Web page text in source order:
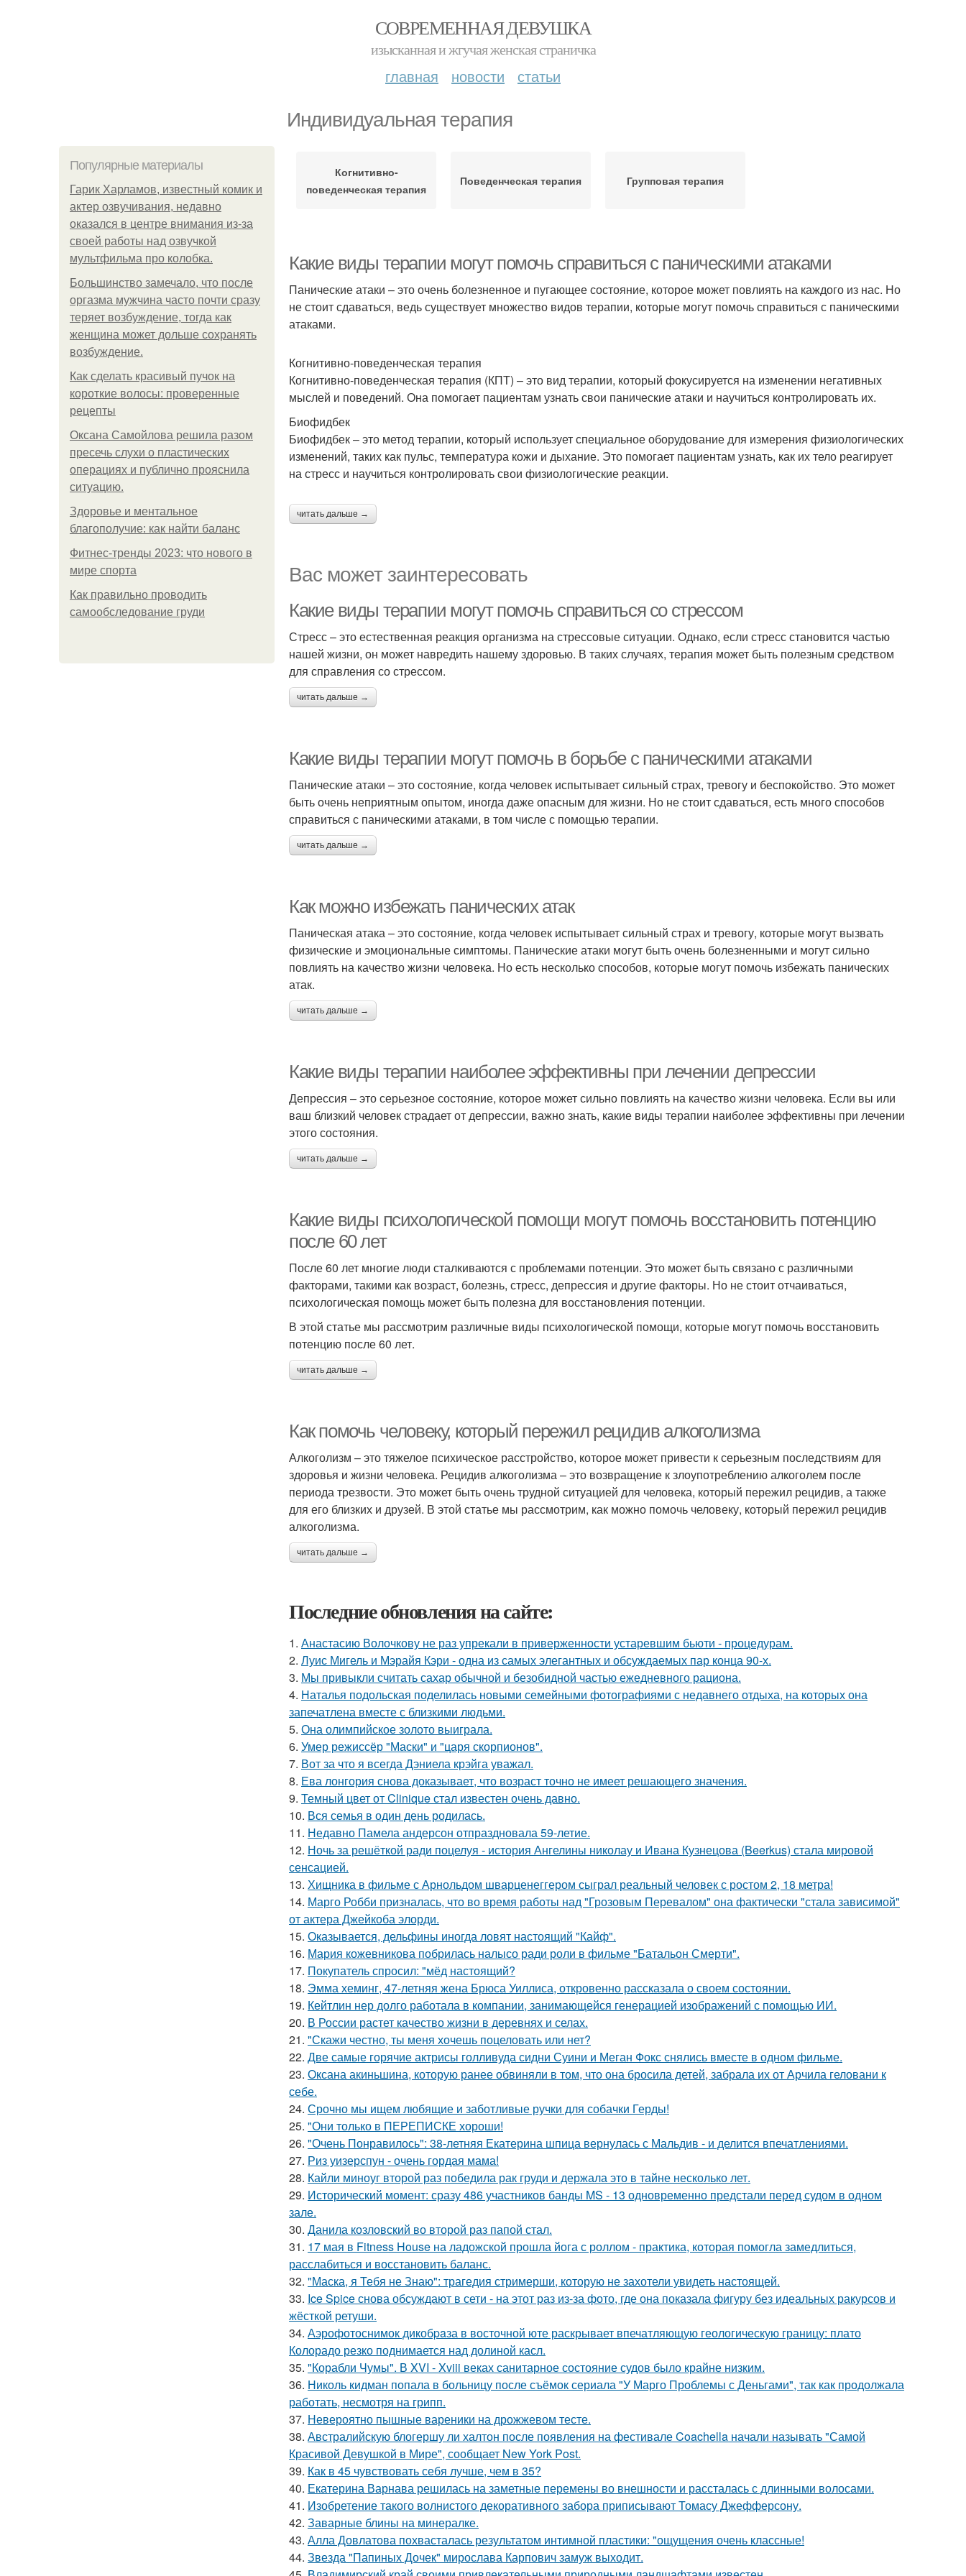
СОВРЕМЕННАЯ ДЕВУШКА
изысканная и жгучая женская страничка
главная новости статьи
Индивидуальная терапия
Популярные материалы
Гарик Харламов, известный комик и
актер озвучивания, недавно
оказался в центре внимания из-за
своей работы над озвучкой
мультфильма про колобка.
Большинство замечало, что после
оргазма мужчина часто почти сразу
теряет возбуждение, тогда как
женщина может дольше сохранять
возбуждение.
Как сделать красивый пучок на
короткие волосы: проверенные
рецепты
Оксана Самойлова решила разом
пресечь слухи о пластических
операциях и публично прояснила
ситуацию.
Здоровье и ментальное
благополучие: как найти баланс
Фитнес-тренды 2023: что нового в
мире спорта
Как правильно проводить
самообследование груди
Когнитивно-
поведенческая терапия
Поведенческая терапия Групповая терапия
Какие виды терапии могут помочь справиться с паническими атаками
Панические атаки – это очень болезненное и пугающее состояние, которое может повлиять на каждого из нас. Но
не стоит сдаваться, ведь существует множество видов терапии, которые могут помочь справиться с паническими
атаками.
Когнитивно-поведенческая терапия
Когнитивно-поведенческая терапия (КПТ) – это вид терапии, который фокусируется на изменении негативных
мыслей и поведений. Она помогает пациентам узнать свои панические атаки и научиться контролировать их.
Биофидбек
Биофидбек – это метод терапии, который использует специальное оборудование для измерения физиологических
изменений, таких как пульс, температура кожи и дыхание. Это помогает пациентам узнать, как их тело реагирует
на стресс и научиться контролировать свои физиологические реакции.
читать дальше →
Вас может заинтересовать
Какие виды терапии могут помочь справиться со стрессом
Стресс – это естественная реакция организма на стрессовые ситуации. Однако, если стресс становится частью
нашей жизни, он может навредить нашему здоровью. В таких случаях, терапия может быть полезным средством
для справления со стрессом.
читать дальше →
Какие виды терапии могут помочь в борьбе с паническими атаками
Панические атаки – это состояние, когда человек испытывает сильный страх, тревогу и беспокойство. Это может
быть очень неприятным опытом, иногда даже опасным для жизни. Но не стоит сдаваться, есть много способов
справиться с паническими атаками, в том числе с помощью терапии.
читать дальше →
Как можно избежать панических атак
Паническая атака – это состояние, когда человек испытывает сильный страх и тревогу, которые могут вызвать
физические и эмоциональные симптомы. Панические атаки могут быть очень болезненными и могут сильно
повлиять на качество жизни человека. Но есть несколько способов, которые могут помочь избежать панических
атак.
читать дальше →
Какие виды терапии наиболее эффективны при лечении депрессии
Депрессия – это серьезное состояние, которое может сильно повлиять на качество жизни человека. Если вы или
ваш близкий человек страдает от депрессии, важно знать, какие виды терапии наиболее эффективны при лечении
этого состояния.
читать дальше →
Какие виды психологической помощи могут помочь восстановить потенцию
после 60 лет
После 60 лет многие люди сталкиваются с проблемами потенции. Это может быть связано с различными
факторами, такими как возраст, болезнь, стресс, депрессия и другие факторы. Но не стоит отчаиваться,
психологическая помощь может быть полезна для восстановления потенции.
В этой статье мы рассмотрим различные виды психологической помощи, которые могут помочь восстановить
потенцию после 60 лет.
читать дальше →
Как помочь человеку, который пережил рецидив алкоголизма
Алкоголизм – это тяжелое психическое расстройство, которое может привести к серьезным последствиям для
здоровья и жизни человека. Рецидив алкоголизма – это возвращение к злоупотреблению алкоголем после
периода трезвости. Это может быть очень трудной ситуацией для человека, который пережил рецидив, а также
для его близких и друзей. В этой статье мы рассмотрим, как можно помочь человеку, который пережил рецидив
алкоголизма.
читать дальше →
Последние обновления на сайте:
1. Анастасию Волочкову не раз упрекали в приверженности устаревшим бьюти - процедурам.
2. Луис Мигель и Мэрайя Кэри - одна из самых элегантных и обсуждаемых пар конца 90-х.
3. Мы привыкли считать сахар обычной и безобидной частью ежедневного рациона.
4. Наталья подольская поделилась новыми семейными фотографиями с недавнего отдыха, на которых она
запечатлена вместе с близкими людьми.
5. Она олимпийское золото выиграла.
6. Умер режиссёр "Маски" и "царя скорпионов".
7. Вот за что я всегда Дэниела крэйга уважал.
8. Ева лонгория снова доказывает, что возраст точно не имеет решающего значения.
9. Темный цвет от Clinique стал известен очень давно.
10. Вся семья в один день родилась.
11. Недавно Памела андерсон отпраздновала 59-летие.
12. Ночь за решёткой ради поцелуя - история Ангелины николау и Ивана Кузнецова (Beerkus) стала мировой
сенсацией.
13. Хищника в фильме с Арнольдом шварценеггером сыграл реальный человек с ростом 2, 18 метра!
14. Марго Робби призналась, что во время работы над "Грозовым Перевалом" она фактически "стала зависимой"
от актера Джейкоба элорди.
15. Оказывается, дельфины иногда ловят настоящий "Кайф".
16. Мария кожевникова побрилась налысо ради роли в фильме "Батальон Смерти".
17. Покупатель спросил: "мёд настоящий?
18. Эмма хеминг, 47-летняя жена Брюса Уиллиса, откровенно рассказала о своем состоянии.
19. Кейтлин нер долго работала в компании, занимающейся генерацией изображений с помощью ИИ.
20. В России растет качество жизни в деревнях и селах.
21. "Скажи честно, ты меня хочешь поцеловать или нет?
22. Две самые горячие актрисы голливуда сидни Суини и Меган Фокс снялись вместе в одном фильме.
23. Оксана акиньшина, которую ранее обвиняли в том, что она бросила детей, забрала их от Арчила геловани к
себе.
24. Срочно мы ищем любящие и заботливые ручки для собачки Герды!
25. "Они только в ПЕРЕПИСКЕ хороши!
26. "Очень Понравилось": 38-летняя Екатерина шпица вернулась с Мальдив - и делится впечатлениями.
27. Риз уизерспун - очень гордая мама!
28. Кайли миноуг второй раз победила рак груди и держала это в тайне несколько лет.
29. Исторический момент: сразу 486 участников банды MS - 13 одновременно предстали перед судом в одном
зале.
30. Данила козловский во второй раз папой стал.
31. 17 мая в Fitness House на ладожской прошла йога с роллом - практика, которая помогла замедлиться,
расслабиться и восстановить баланс.
32. "Маска, я Тебя не Знаю": трагедия стримерши, которую не захотели увидеть настоящей.
33. Ice Spice снова обсуждают в сети - на этот раз из-за фото, где она показала фигуру без идеальных ракурсов и
жёсткой ретуши.
34. Аэрофотоснимок дикобpaза в восточной юте раскрывает впечатляющую геологическую границу: плато
Колорадо резко поднимается над долиной касл.
35. "Корабли Чумы". В XVI - Xviii веках санитарное состояние судов было крайне низким.
36. Николь кидман попала в больницу после съёмок сериала "У Марго Проблемы с Деньгами", так как продолжала
работать, несмотря на грипп.
37. Невероятно пышные вареники на дрожжевом тесте.
38. Австралийскую блогершу ли халтон после появления на фестивале Coachella начали называть "Самой
Красивой Девушкой в Мире", сообщает New York Post.
39. Как в 45 чувствовать себя лучше, чем в 35?
40. Екатерина Варнава решилась на заметные перемены во внешности и рассталась с длинными волосами.
41. Изобретение такого волнистого декоративного забора приписывают Томасу Джефферсону.
42. Заварные блины на минералке.
43. Алла Довлатова похвасталась результатом интимной пластики: "ощущения очень классные!
44. Звезда "Папиных Дочек" мирослава Карпович замуж выходит.